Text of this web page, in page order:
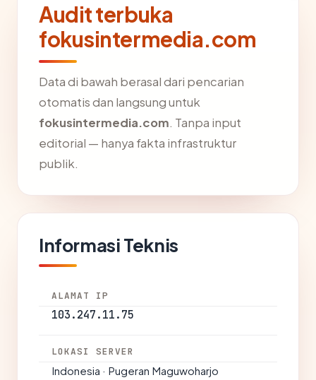
Audit terbuka
fokusintermedia.com
Data di bawah berasal dari pencarian
otomatis dan langsung untuk
fokusintermedia.com. Tanpa input
editorial — hanya fakta infrastruktur
publik.
Informasi Teknis
ALAMAT IP
103.247.11.75
LOKASI SERVER
Indonesia · Pugeran Maguwoharjo